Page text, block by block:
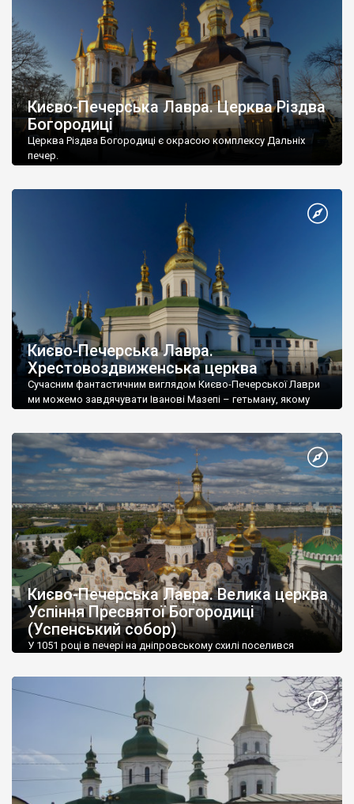
Києво-Печерська Лавра. Церква Різдва
Богородиці
Церква Різдва Богородиці є окрасою комплексу Дальніх
печер.
Києво-Печерська Лавра.
Хрестовоздвиженська церква
Сучасним фантастичним виглядом Києво-Печерської Лаври
ми можемо завдячувати Іванові Мазепі – гетьману, якому
Києво-Печерська Лавра. Велика церква
Успіння Пресвятої Богородиці
(Успенський собор)
У 1051 році в печері на дніпровському схилі поселився